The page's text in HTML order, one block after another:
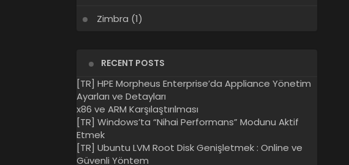
Zimbra (1)
RECENT POSTS
[TR] HPE Morpheus Enterprise’da Appliance Yönetim
Ayarları ve Detayları
x86 ve ARM Karşılaştırılması
[TR] Windows’ta “Nihai Performans” Modunu Aktif
Etmek
[TR] Ubuntu LVM Root Disk Genişletmek : Online ve
Güvenli Yöntem